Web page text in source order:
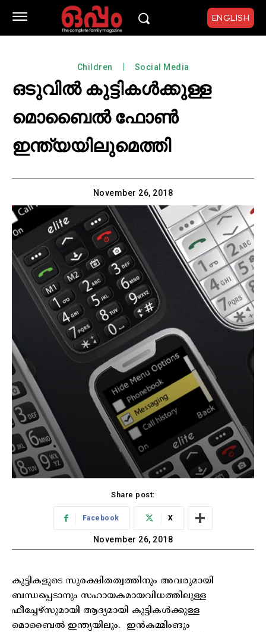
ENGLISH
Children Social Media
ഒടുവില്‍ കുട്ടികള്‍ക്കുള്ള
മൊബൈല്‍ ഫോണ്‍
ഇന്ത്യയിലുമെത്തി
November 26, 2018
Share post:
Facebook X
November 26, 2018
കുട്ടികളുടെ സുരക്ഷിതത്വത്തിനും അവരുമായി
ബന്ധപ്പെടാനും സഹായകമായവിധത്തിലുള്ള
ഫീച്ചേഴ്‌സുമായി ആദ്യമായി കുട്ടികള്‍ക്കുള്ള
മൊബൈല്‍ ഇന്ത്യയിലും. ഇന്‍കമ്മിംങും